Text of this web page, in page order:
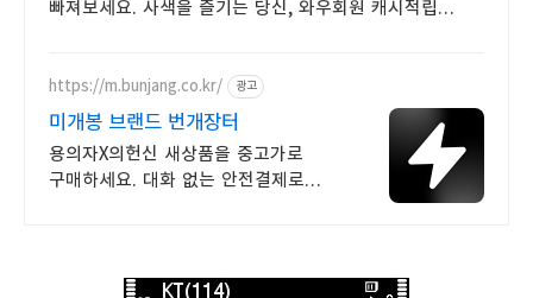
빠져보세요. 사색을 즐기는 당신, 와우회원 캐시적립
https://m.bunjang.co.kr/ 광고
미개봉 브랜드 번개장터
용의자X의헌신 새상품을 중고가로
구매하세요. 대화 없는 안전결제로